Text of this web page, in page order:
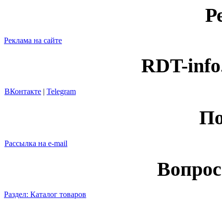
Реклама на сайте
RDT-
ВКонтакте | Telegram
Рассылка на e-mail
Раздел: Каталог товаров